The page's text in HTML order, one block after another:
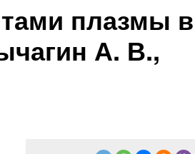
плазмы в
А. В.,